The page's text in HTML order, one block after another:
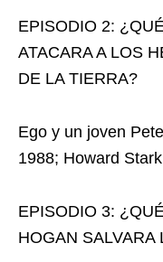
EPISODIO 2:
ATACARA A LOS
DE LA TIERRA?
Ego y un joven
1988; Howard
EPISODIO 3:
HOGAN SALVARA